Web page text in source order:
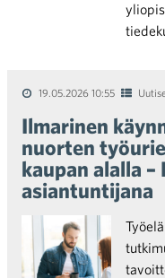
19.05.2026 10:55
Ilmarinen
nuorten
kaupan alalla
asiantuntijana